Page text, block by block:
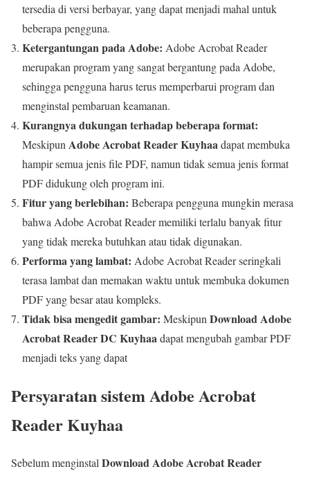
tersedia di versi berbayar, yang dapat menjadi mahal untuk
beberapa pengguna.
Ketergantungan pada Adobe: Adobe Acrobat Reader
merupakan program yang sangat bergantung pada Adobe,
sehingga pengguna harus terus memperbarui program dan
menginstal pembaruan keamanan.
Kurangnya dukungan terhadap beberapa format:
Meskipun Adobe Acrobat Reader Kuyhaadapat membuka
hampir semua jenis file PDF, namun tidak semua jenis format
PDF didukung oleh program ini.
Fitur yang berlebihan: Beberapa pengguna mungkin merasa
bahwa Adobe Acrobat Reader memiliki terlalu banyak fitur
yang tidak mereka butuhkan atau tidak digunakan.
Performa yang lambat: Adobe Acrobat Reader seringkali
terasa lambat dan memakan waktu untuk membuka dokumen
PDF yang besar atau kompleks.
Tidak bisa mengedit gambar: Meskipun Download Adobe
Acrobat Reader DC Kuyhaadapat mengubah gambar PDF
menjadi teks yang dapat
Persyaratan sistem Adobe Acrobat
Reader Kuyhaa
Sebelum menginstal Download Adobe Acrobat Reader